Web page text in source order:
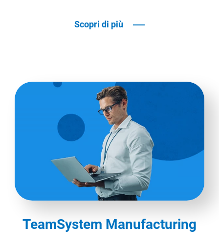
Scopri di più
TeamSystem Manufacturing